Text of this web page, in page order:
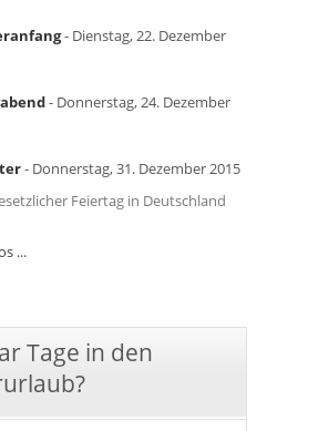
- Dienstag, 22. Dezember
- Donnerstag, 24. Dezember
- Donnerstag, 31. Dezember 2015
Feiertag in Deutschland
...
Tage in den